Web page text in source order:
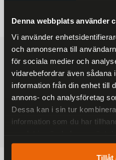
Denna webbplats använder
Vi använder
och annonserna till
för sociala medier och
vidarebefordrar även sådana
information från din enhet till
annons- och analysföretag
Dessa kan i sin tur
information som du har
Tillåt
FRAKTFRITT
På alla ordrar
1-3 DAGAR
Inom Sverige
SÄKRA
Betalkort, Klarna